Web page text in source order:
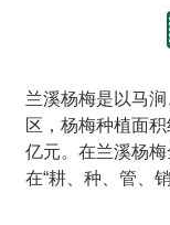
兰溪杨梅是以马
区，杨梅种植面
亿元。在兰溪杨
在“耕、种、管、